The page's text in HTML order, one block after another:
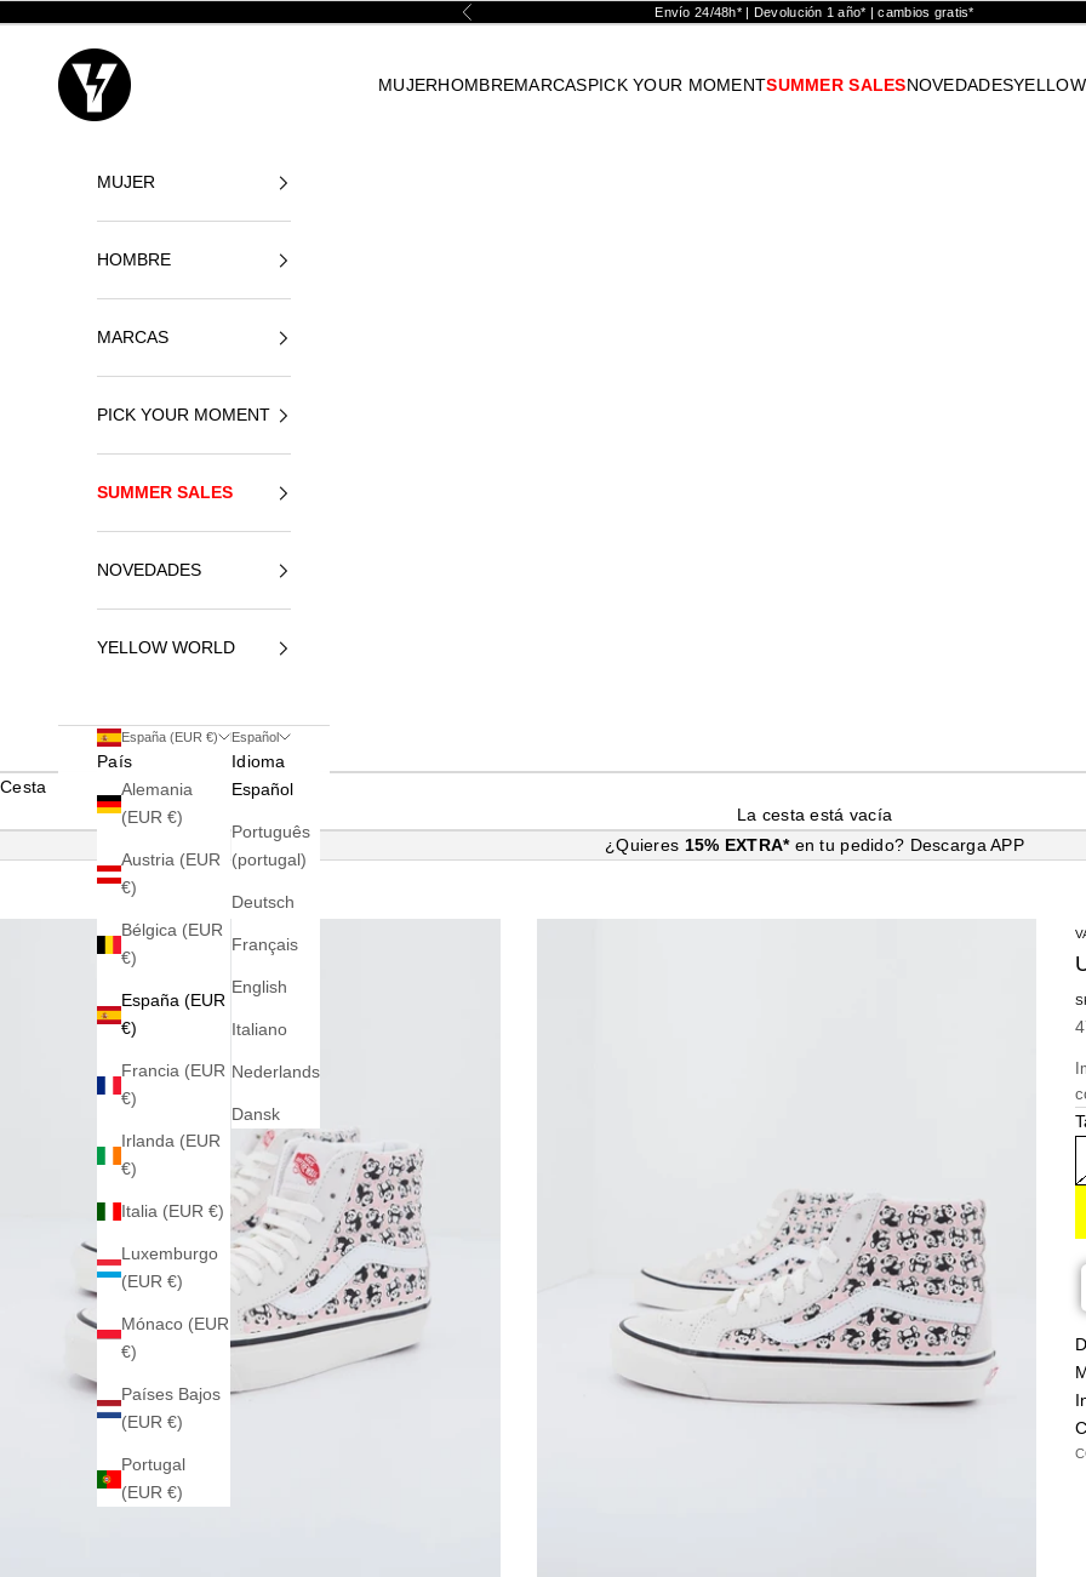
Anterior Envío 24/48h* | Devolución 1 año* | cambios gratis*
Yellowshop
MUJERHOMBREMARCASPICK YOUR MOMENTSUMMER SALESNOVEDADES
MUJER
HOMBRE
MARCAS
PICK YOUR MOMENT
SUMMER SALES
NOVEDADES
YELLOW WORLD
España (EUR €)
País
Alemania
(EUR €)
Austria (EUR
€)
Bélgica (EUR
€)
España (EUR
€)
Francia (EUR
€)
Irlanda (EUR
€)
Italia (EUR €)
Luxemburgo
(EUR €)
Mónaco (EUR
€)
Países Bajos
(EUR €)
Portugal
(EUR €)
Español
Idioma
Español
Português
(portugal)
Deutsch
Français
English
Italiano
Nederlands
Dansk
Cesta
La cesta está vacía
¿Quieres 15% EXTRA* en tu pedido? Descarga APP